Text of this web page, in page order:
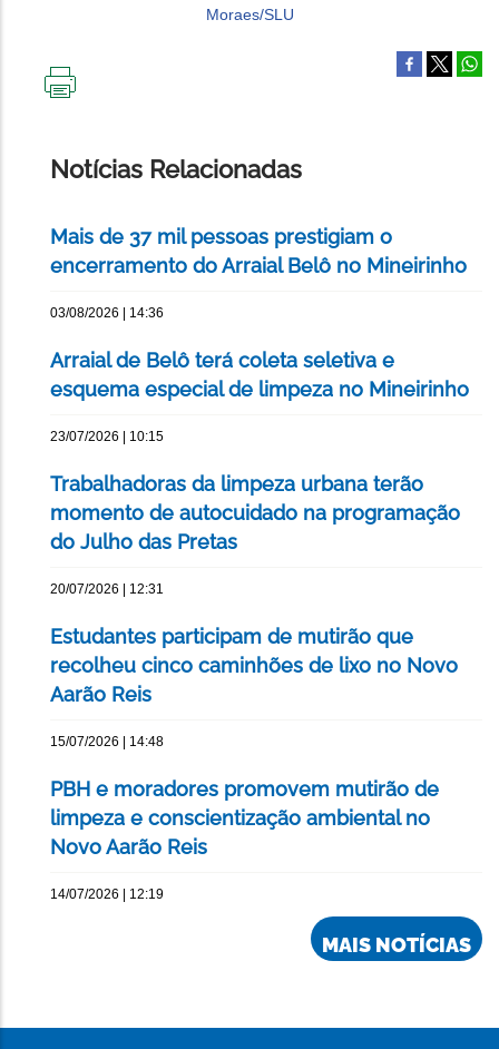
Notícias Relacionadas
Mais de 37 mil pessoas prestigiam o
encerramento do Arraial Belô no Mineirinho
03/08/2026 | 14:36
Arraial de Belô terá coleta seletiva e
esquema especial de limpeza no Mineirinho
23/07/2026 | 10:15
Trabalhadoras da limpeza urbana terão
momento de autocuidado na programação
do Julho das Pretas
20/07/2026 | 12:31
Estudantes participam de mutirão que
recolheu cinco caminhões de lixo no Novo
Aarão Reis
15/07/2026 | 14:48
PBH e moradores promovem mutirão de
limpeza e conscientização ambiental no
Novo Aarão Reis
14/07/2026 | 12:19
MAIS NOTÍCIAS